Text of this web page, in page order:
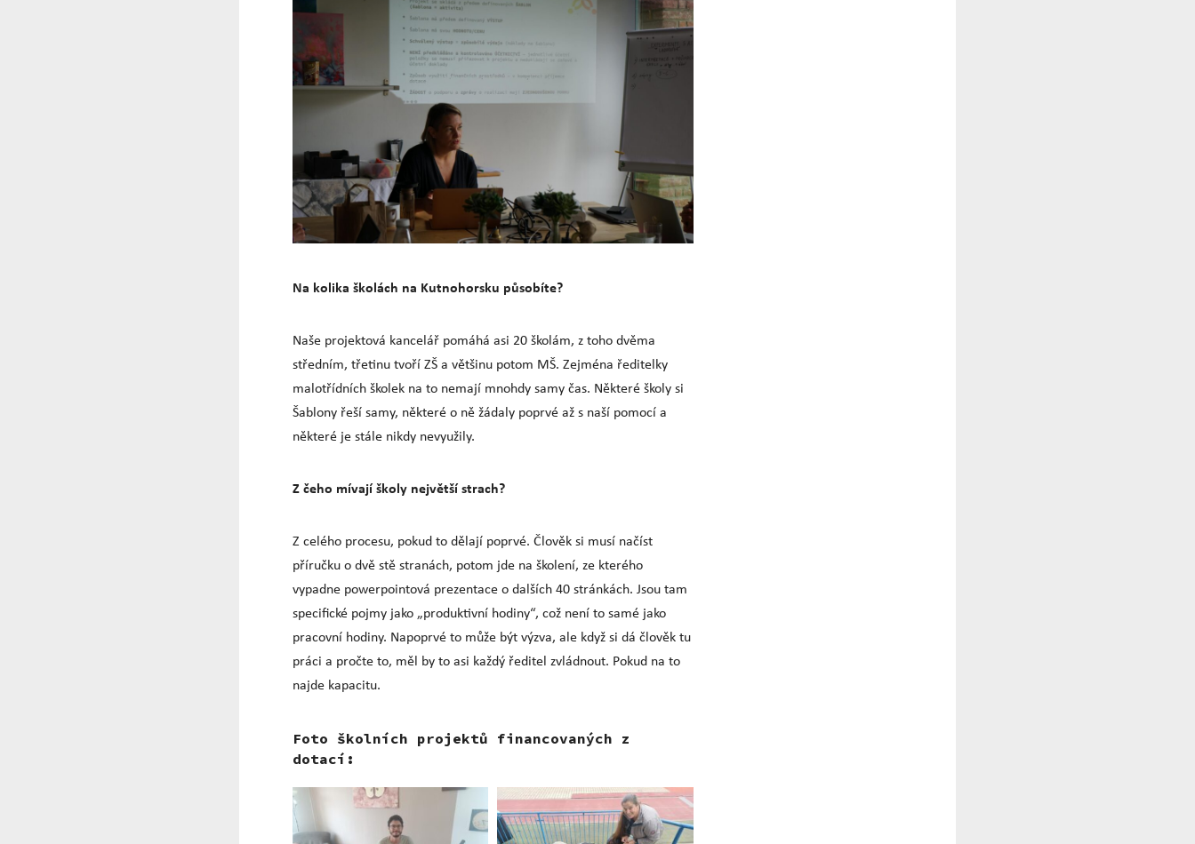
Na kolika školách na Kutnohorsku působíte?
Naše projektová kancelář pomáhá asi 20 školám, z toho dvěma
středním, třetinu tvoří ZŠ a většinu potom MŠ. Zejména ředitelky
malotřídních školek na to nemají mnohdy samy čas. Některé školy si
Šablony řeší samy, některé o ně žádaly poprvé až s naší pomocí a
některé je stále nikdy nevyužily.
Z čeho mívají školy největší strach?
Z celého procesu, pokud to dělají poprvé. Člověk si musí načíst
příručku o dvě stě stranách, potom jde na školení, ze kterého
vypadne powerpointová prezentace o dalších 40 stránkách. Jsou tam
specifické pojmy jako „produktivní hodiny“, což není to samé jako
pracovní hodiny. Napoprvé to může být výzva, ale když si dá člověk tu
práci a pročte to, měl by to asi každý ředitel zvládnout. Pokud na to
najde kapacitu.
Foto školních projektů financovaných z
dotací: